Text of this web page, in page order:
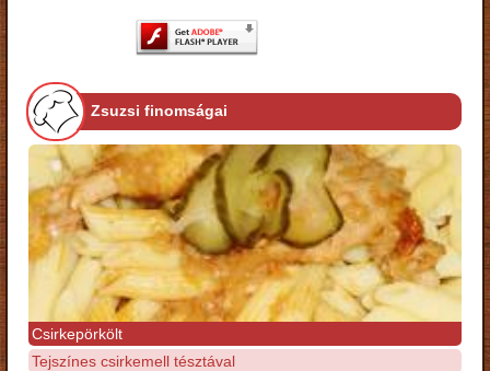
Zsuzsi finomságai
Csirkepörkölt
Tejszínes csirkemell tésztával